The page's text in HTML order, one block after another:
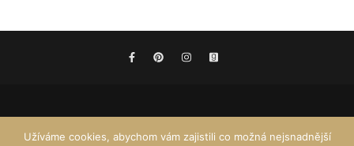
Užíváme cookies, abychom vám zajistili co možná nejsnadnější